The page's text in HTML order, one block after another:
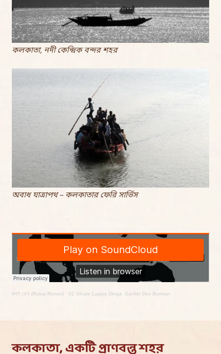
কলকাতা, নদী কেন্দ্রিক বন্দর শহর
অবাধ যাত্রাপথ – কলকাতার ফেরি সার্ভিস
রুবাই রেনো {Rubai Renoo} · 02 Ghate Lagiya Dinga -Sachin Dev Burman
কলকাতা, একটি প্রাণবন্ত শহর